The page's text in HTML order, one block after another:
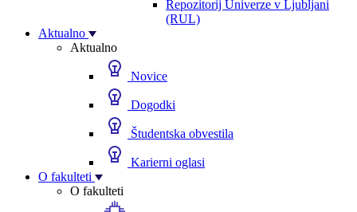
Repozitorij Univerze v Ljubljani
(RUL)
Aktualno
Aktualno
Novice
Dogodki
Študentska obvestila
Karierni oglasi
O fakulteti
O fakulteti